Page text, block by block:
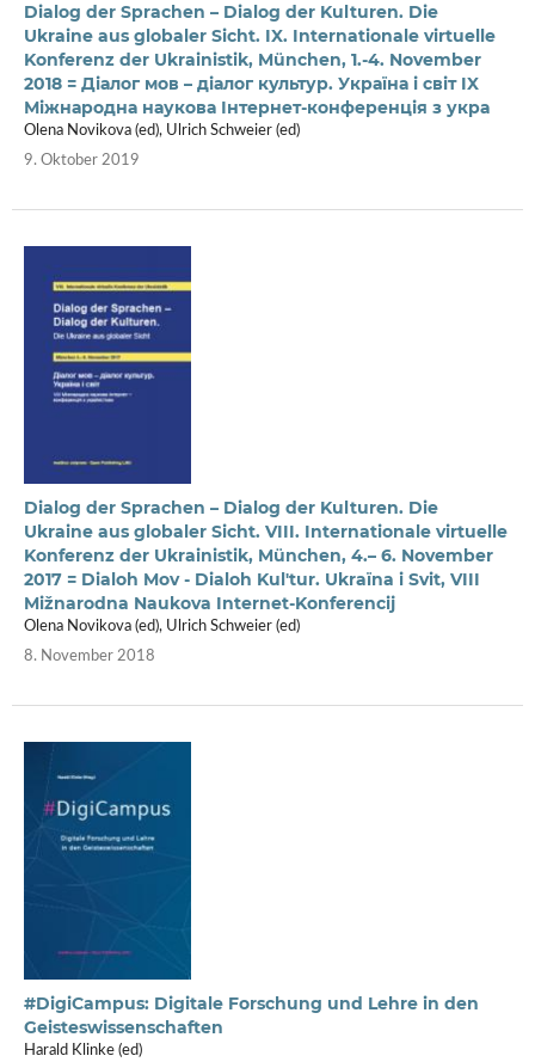
Dialog der Sprachen – Dialog der Kulturen. Die
Ukraine aus globaler Sicht. IX. Internationale virtuelle
Konferenz der Ukrainistik, München, 1.-4. November
2018 = Діалог мов – діалог культур. Україна і світ IX
Міжнародна наукова Інтернет-конференція з укра
Olena Novikova (ed), Ulrich Schweier (ed)
9. Oktober 2019
Dialog der Sprachen – Dialog der Kulturen. Die
Ukraine aus globaler Sicht. VIII. Internationale virtuelle
Konferenz der Ukrainistik, München, 4.– 6. November
2017 = Dialoh Mov - Dialoh Kulʹtur. Ukraïna i Svit, VIII
Mižnarodna Naukova Internet-Konferencij
Olena Novikova (ed), Ulrich Schweier (ed)
8. November 2018
#DigiCampus: Digitale Forschung und Lehre in den
Geisteswissenschaften
Harald Klinke (ed)